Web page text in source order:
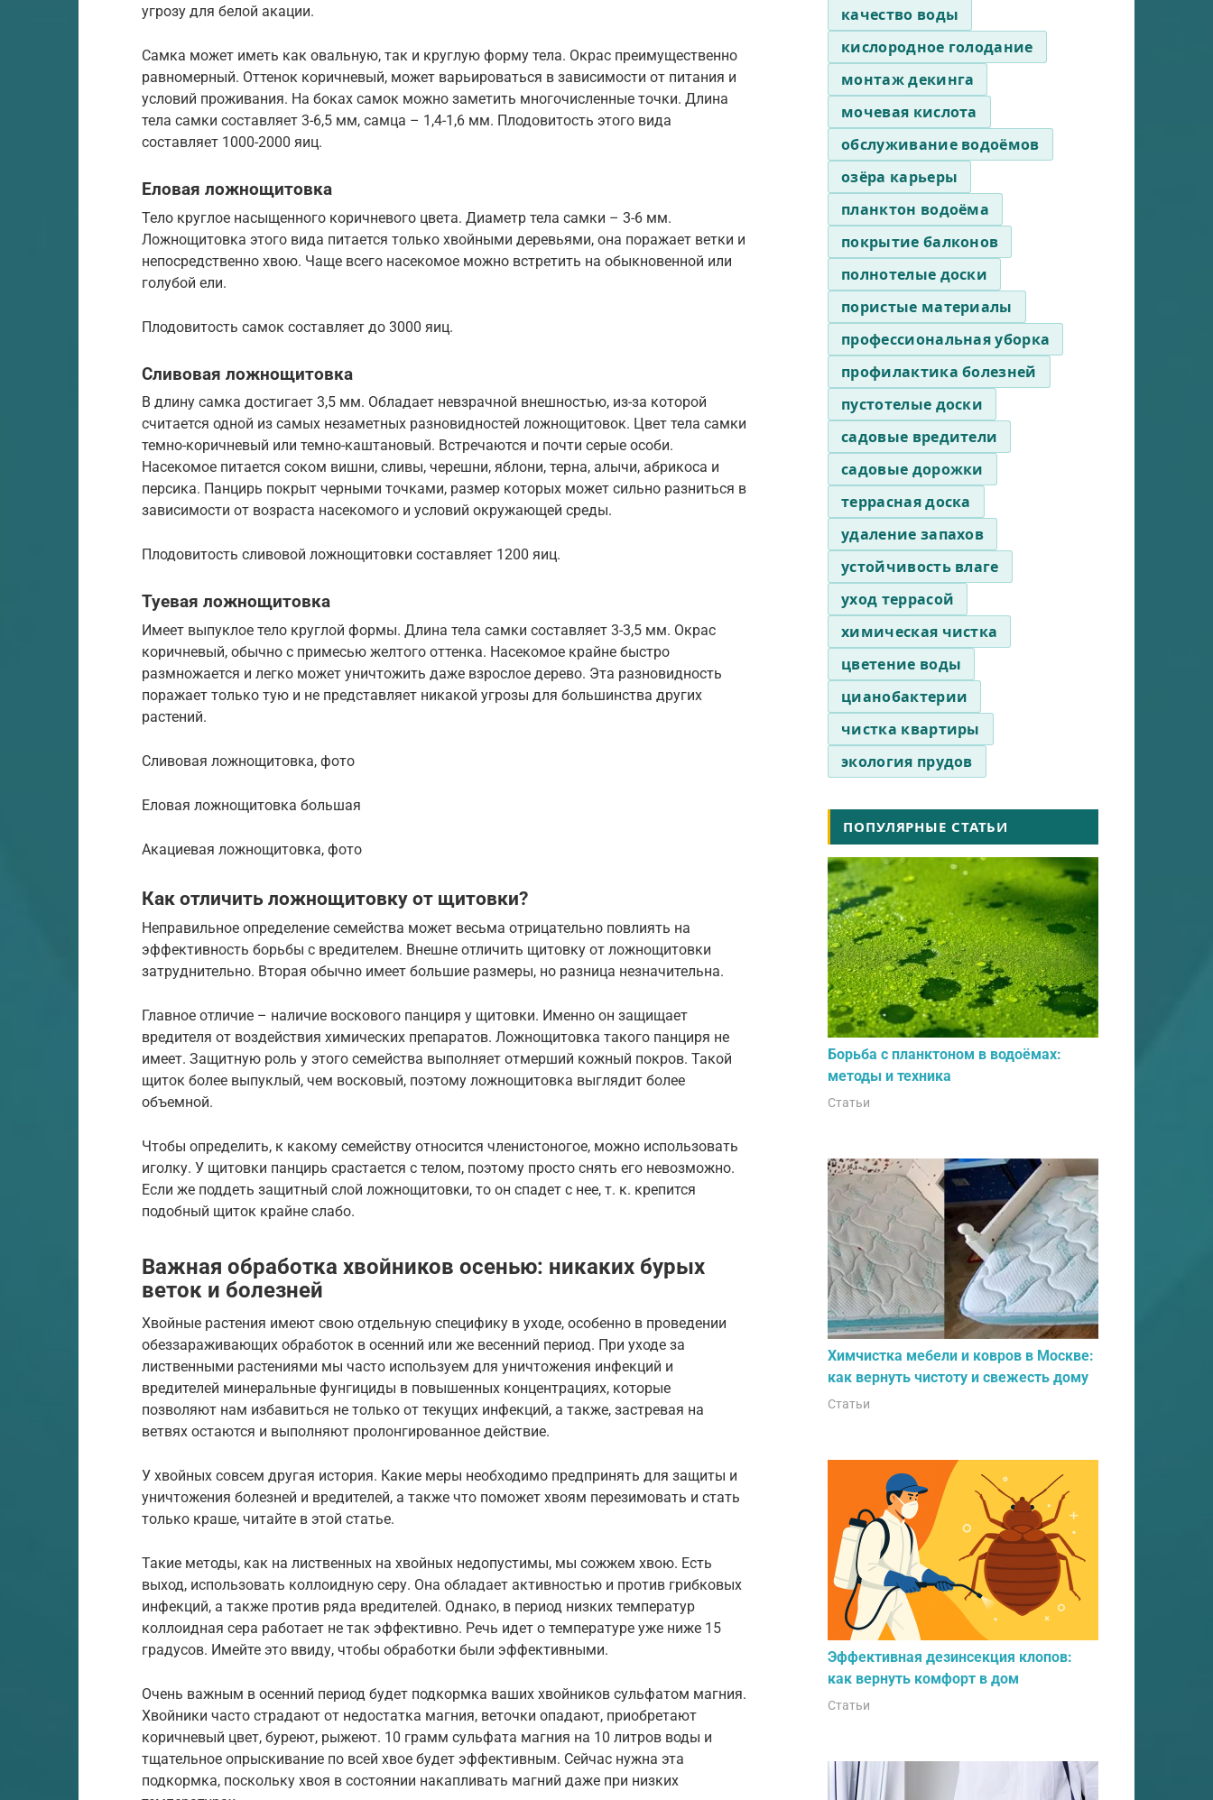
угрозу для белой акации.
Самка может иметь как овальную, так и круглую форму тела. Окрас преимущественно
равномерный. Оттенок коричневый, может варьироваться в зависимости от питания и
условий проживания. На боках самок можно заметить многочисленные точки. Длина
тела самки составляет 3-6,5 мм, самца – 1,4-1,6 мм. Плодовитость этого вида
составляет 1000-2000 яиц.
Еловая ложнощитовка
Тело круглое насыщенного коричневого цвета. Диаметр тела самки – 3-6 мм.
Ложнощитовка этого вида питается только хвойными деревьями, она поражает ветки и
непосредственно хвою. Чаще всего насекомое можно встретить на обыкновенной или
голубой ели.
Плодовитость самок составляет до 3000 яиц.
Сливовая ложнощитовка
В длину самка достигает 3,5 мм. Обладает невзрачной внешностью, из-за которой
считается одной из самых незаметных разновидностей ложнощитовок. Цвет тела самки
темно-коричневый или темно-каштановый. Встречаются и почти серые особи.
Насекомое питается соком вишни, сливы, черешни, яблони, терна, алычи, абрикоса и
персика. Панцирь покрыт черными точками, размер которых может сильно разниться в
зависимости от возраста насекомого и условий окружающей среды.
Плодовитость сливовой ложнощитовки составляет 1200 яиц.
Туевая ложнощитовка
Имеет выпуклое тело круглой формы. Длина тела самки составляет 3-3,5 мм. Окрас
коричневый, обычно с примесью желтого оттенка. Насекомое крайне быстро
размножается и легко может уничтожить даже взрослое дерево. Эта разновидность
поражает только тую и не представляет никакой угрозы для большинства других
растений.
Сливовая ложнощитовка, фото
Еловая ложнощитовка большая
Акациевая ложнощитовка, фото
Как отличить ложнощитовку от щитовки?
Неправильное определение семейства может весьма отрицательно повлиять на
эффективность борьбы с вредителем. Внешне отличить щитовку от ложнощитовки
затруднительно. Вторая обычно имеет большие размеры, но разница незначительна.
Главное отличие – наличие воскового панциря у щитовки. Именно он защищает
вредителя от воздействия химических препаратов. Ложнощитовка такого панциря не
имеет. Защитную роль у этого семейства выполняет отмерший кожный покров. Такой
щиток более выпуклый, чем восковый, поэтому ложнощитовка выглядит более
объемной.
Чтобы определить, к какому семейству относится членистоногое, можно использовать
иголку. У щитовки панцирь срастается с телом, поэтому просто снять его невозможно.
Если же поддеть защитный слой ложнощитовки, то он спадет с нее, т. к. крепится
подобный щиток крайне слабо.
Важная обработка хвойников осенью: никаких бурых
веток и болезней
Хвойные растения имеют свою отдельную специфику в уходе, особенно в проведении
обеззараживающих обработок в осенний или же весенний период. При уходе за
лиственными растениями мы часто используем для уничтожения инфекций и
вредителей минеральные фунгициды в повышенных концентрациях, которые
позволяют нам избавиться не только от текущих инфекций, а также, застревая на
ветвях остаются и выполняют пролонгированное действие.
У хвойных совсем другая история. Какие меры необходимо предпринять для защиты и
уничтожения болезней и вредителей, а также что поможет хвоям перезимовать и стать
только краше, читайте в этой статье.
Такие методы, как на лиственных на хвойных недопустимы, мы сожжем хвою. Есть
выход, использовать коллоидную серу. Она обладает активностью и против грибковых
инфекций, а также против ряда вредителей. Однако, в период низких температур
коллоидная сера работает не так эффективно. Речь идет о температуре уже ниже 15
градусов. Имейте это ввиду, чтобы обработки были эффективными.
Очень важным в осенний период будет подкормка ваших хвойников сульфатом магния.
Хвойники часто страдают от недостатка магния, веточки опадают, приобретают
коричневый цвет, буреют, рыжеют. 10 грамм сульфата магния на 10 литров воды и
тщательное опрыскивание по всей хвое будет эффективным. Сейчас нужна эта
подкормка, поскольку хвоя в состоянии накапливать магний даже при низких
качество воды
кислородное голодание
монтаж декинга
мочевая кислота
обслуживание водоёмов
озёра карьеры
планктон водоёма
покрытие балконов
полнотелые доски
пористые материалы
профессиональная уборка
профилактика болезней
пустотелые доски
садовые вредители
садовые дорожки
террасная доска
удаление запахов
устойчивость влаге
уход террасой
химическая чистка
цветение воды
цианобактерии
чистка квартиры
экология прудов
ПОПУЛЯРНЫЕ СТАТЬИ
Борьба с планктоном в водоёмах:
методы и техника
Статьи
Химчистка мебели и ковров в Москве:
как вернуть чистоту и свежесть дому
Статьи
Эффективная дезинсекция клопов:
как вернуть комфорт в дом
Статьи